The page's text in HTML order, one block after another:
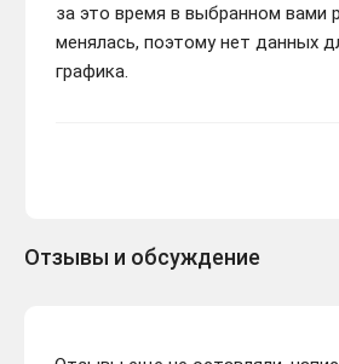
за это время в выбранном вами
менялась, поэтому нет данных
графика.
Отзывы и обсуждение